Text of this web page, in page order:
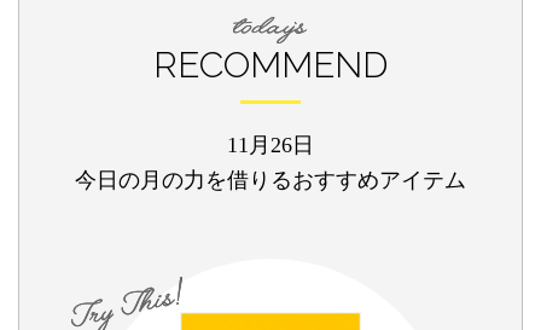
RECOMMEND
11月26日
今日の月の力を借りるおすすめアイテム